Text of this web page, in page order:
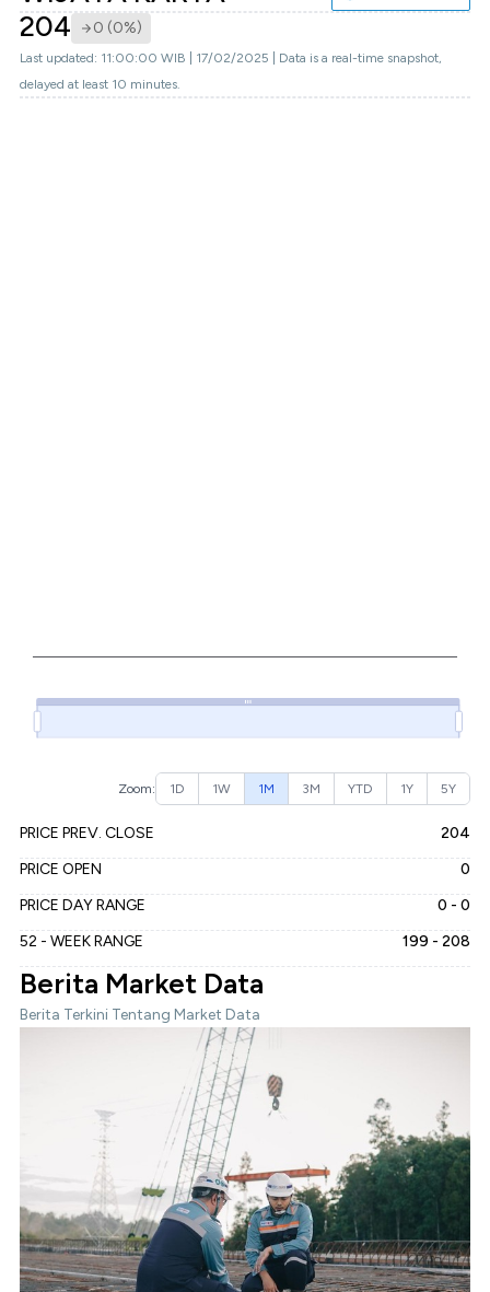
204 0 (0%)
Last updated: 11:00:00 WIB | 17/02/2025 | Data is a real-time snapshot,
delayed at least 10 minutes.
Zoom: 1D 1W 1M 3M YTD 1Y 5Y
PRICE PREV. CLOSE
204
PRICE OPEN
0
PRICE DAY RANGE
0 - 0
52 - WEEK RANGE
199 - 208
Berita Market Data
Berita Terkini Tentang Market Data